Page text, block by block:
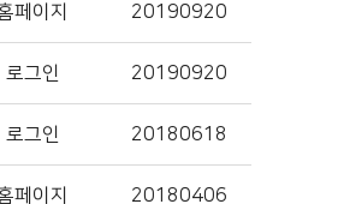
페이지 20190920
로그인 20190920
로그인 20180618
페이지 20180406